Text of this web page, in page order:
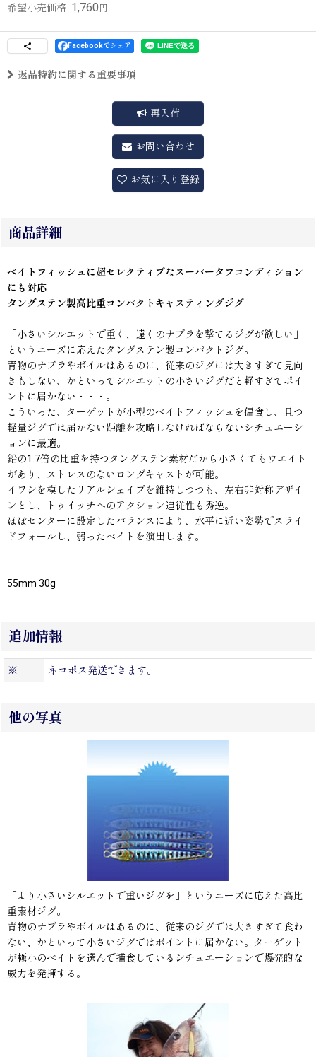
希望小売価格: 1,760 円
Facebookでシェア
返品特約に関する重要事項
再入荷
お問い合わせ
お気に入り登録
商品詳細
ベイトフィッシュに超セレクティブなスーパータフコンディション
にも対応
タングステン製高比重コンパクトキャスティングジグ
「小さいシルエットで重く、遠くのナブラを撃てるジグが欲しい」
というニーズに応えたタングステン製コンパクトジグ。
青物のナブラやボイルはあるのに、従来のジグには大きすぎて見向
きもしない、かといってシルエットの小さいジグだと軽すぎてポイ
ントに届かない・・・。
こういった、ターゲットが小型のベイトフィッシュを偏食し、且つ
軽量ジグでは届かない距離を攻略しなければならないシチュエーシ
ョンに最適。
鉛の1.7倍の比重を持つタングステン素材だから小さくてもウエイト
があり、ストレスのないロングキャストが可能。
イワシを模したリアルシェイプを維持しつつも、左右非対称デザイ
ンとし、トゥイッチへのアクション追従性も秀逸。
ほぼセンターに設定したバランスにより、水平に近い姿勢でスライ
ドフォールし、弱ったベイトを演出します。
55mm 30g
追加情報
※ ネコポス発送できます。
他の写真
「より小さいシルエットで重いジグを」というニーズに応えた高比
重素材ジグ。
青物のナブラやボイルはあるのに、従来のジグでは大きすぎて食わ
ない、かといって小さいジグではポイントに届かない。ターゲット
が極小のベイトを選んで捕食しているシチュエーションで爆発的な
威力を発揮する。